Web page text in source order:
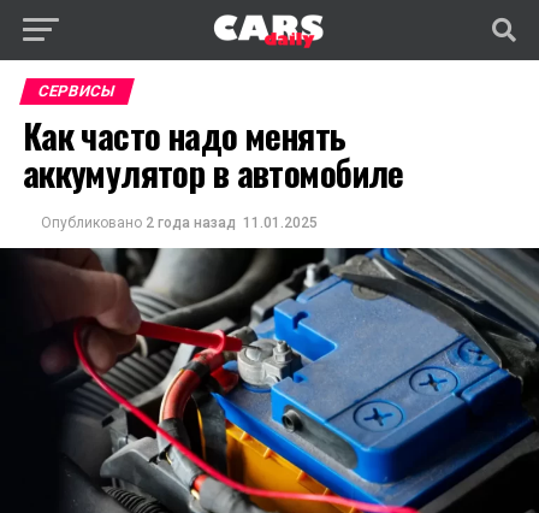
СЕРВИСЫ
Как часто надо менять
аккумулятор в автомобиле
Опубликовано 2 года назад 11.01.2025